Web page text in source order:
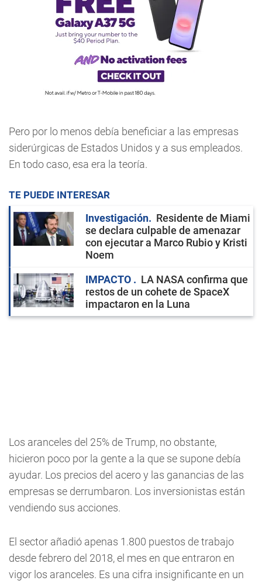
Pero por lo menos debía beneficiar a las empresas
siderúrgicas de Estados Unidos y a sus empleados.
En todo caso, esa era la teoría.
TE PUEDE INTERESAR
Investigación
Residente de Miami
se declara culpable de amenazar
con ejecutar a Marco Rubio y Kristi
Noem
IMPACTO
LA NASA confirma que
restos de un cohete de SpaceX
impactaron en la Luna
Los aranceles del 25% de Trump, no obstante,
hicieron poco por la gente a la que se supone debía
ayudar. Los precios del acero y las ganancias de las
empresas se derrumbaron. Los inversionistas están
vendiendo sus acciones.
El sector añadió apenas 1.800 puestos de trabajo
desde febrero del 2018, el mes en que entraron en
vigor los aranceles. Es una cifra insignificante en un